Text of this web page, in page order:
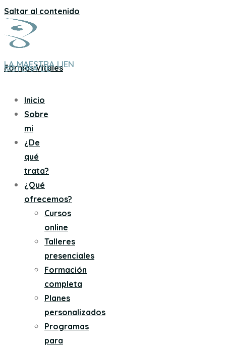
Saltar al contenido
Formas Vitales
SISTEMA DE
LA MAESTRA LIEN
Inicio
Sobre
mi
¿De
qué
trata?
¿Qué
ofrecemos?
Cursos
online
Talleres
presenciales
Formación
completa
Planes
personalizados
Programas
para